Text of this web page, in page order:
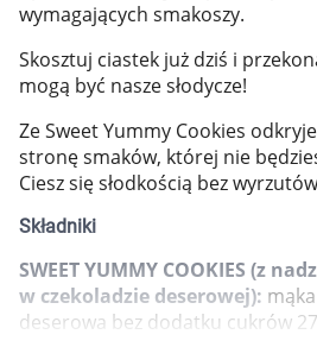
Korzystamy z plików
dostosowania zawartości
wymagających smakoszy.
Skosztuj ciastek już dziś i
mogą być nasze słodycze!
Ze Sweet Yummy Cookies
stronę smaków, której nie
Ciesz się słodkością bez
Składniki
SWEET YUMMY COOKIES (z
w czekoladzie deserowej):
deserowa bez dodatku cukrów